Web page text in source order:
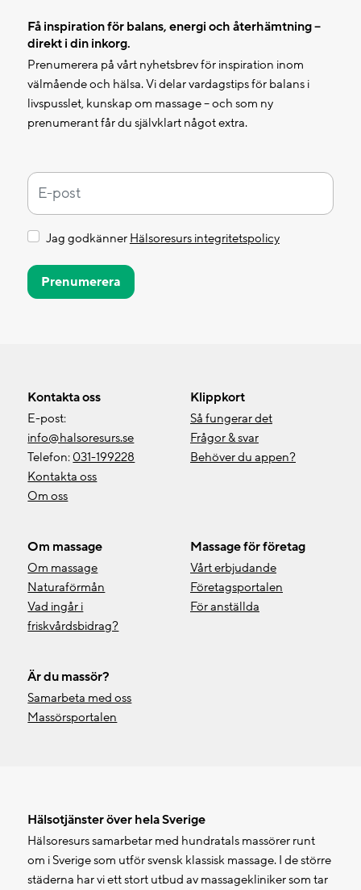
Få inspiration för balans, energi och återhämtning –
direkt i din inkorg.
Prenumerera på vårt nyhetsbrev för inspiration inom
välmående och hälsa. Vi delar vardagstips för balans i
livspusslet, kunskap om massage – och som ny
prenumerant får du självklart något extra.
Jag godkänner Hälsoresurs integritetspolicy
Prenumerera
Kontakta oss
E-post:
info@halsoresurs.se
Telefon: 031-199228
Kontakta oss
Om oss
Klippkort
Så fungerar det
Frågor & svar
Behöver du appen?
Om massage
Om massage
Naturaförmån
Vad ingår i
friskvårdsbidrag?
Massage för företag
Vårt erbjudande
Företagsportalen
För anställda
Är du massör?
Samarbeta med oss
Massörsportalen
Hälsotjänster över hela Sverige
Hälsoresurs samarbetar med hundratals massörer runt
om i Sverige som utför svensk klassisk massage. I de större
städerna har vi ett stort utbud av massagekliniker som tar